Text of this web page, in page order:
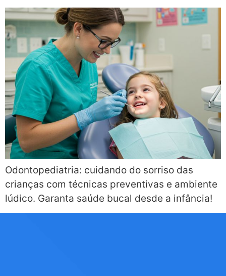
Odontopediatria: cuidando do sorriso das
crianças com técnicas preventivas e ambiente
lúdico. Garanta saúde bucal desde a infância!